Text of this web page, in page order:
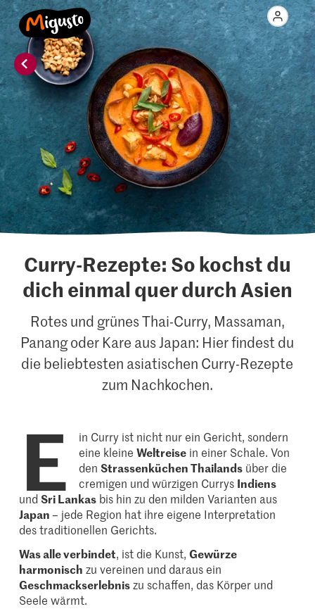
Curry-Rezepte: So kochst du
dich einmal quer durch Asien
Rotes und grünes Thai-Curry, Massaman,
Panang oder Kare aus Japan: Hier findest du
die beliebtesten asiatischen Curry-Rezepte
zum Nachkochen.
E
in Curry ist nicht nur ein Gericht, sondern
eine kleineWeltreise in einer Schale. Von
denStrassenküchen Thailands über die
cremigen und würzigen Currys Indiens
undSri Lankas bis hin zu den milden Varianten aus
Japan– jede Region hat ihre eigene Interpretation
des traditionellen Gerichts.
Was alle verbindet, ist die Kunst,Gewürze
harmonisch zu vereinen und daraus ein
Geschmackserlebniszu schaffen, das Körper und
Seele wärmt.